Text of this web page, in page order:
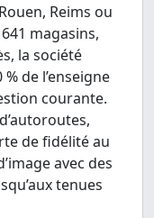
Reims ou
magasins,
la société
de l’enseigne
courante.
de fidélité au
avec des
tenues